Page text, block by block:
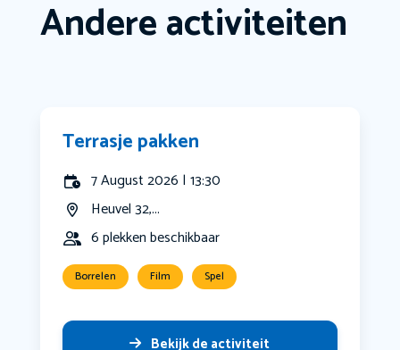
Andere activiteiten
Terrasje pakken
7 August 2026 | 13:30
Heuvel 32,...
6 plekken beschikbaar
Borrelen Film Spel
Bekijk de activiteit